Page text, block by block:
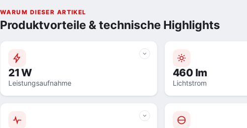
WARUM DIESER ARTIKEL
Produktvorteile & technische Highlights
21 W
Leistungsaufnahme
460 lm
Lichtstrom